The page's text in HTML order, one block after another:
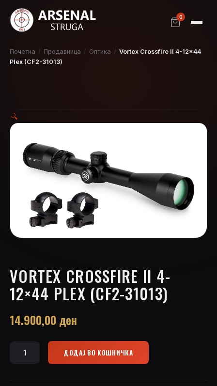
0
Почетна / Продавница / Оптика / Vortex Crossfire II 4-12×44
Plex (CF2-31013)
🔍
VORTEX CROSSFIRE II 4-
12×44 PLEX (CF2-31013)
14.900,00 ден
Vortex
ДОДАЈ ВО КОШНИЧКА